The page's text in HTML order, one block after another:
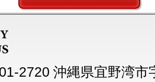
2720 沖縄県宜野湾市